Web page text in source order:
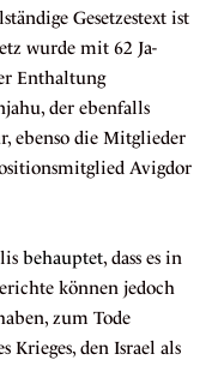
Gesetzestext ist
wurde mit 62 Ja-
Enthaltung
der ebenfalls
ebenso die Mitglieder
Avigdor
behauptet, dass es in
können jedoch
zum Tode
Krieges, den Israel als